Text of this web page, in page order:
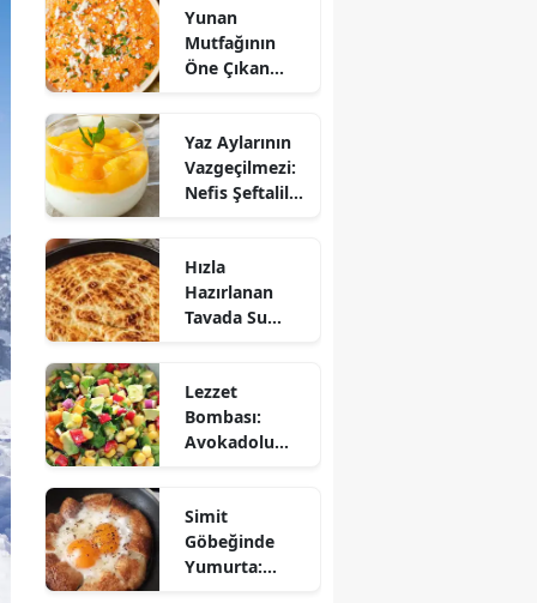
Yunan
Mutfağının
Öne Çıkan
Nasıl Yapılır?
Yaz Aylarının
Vazgeçilmezi:
Nefis Şeftalili
Hızla
Hazırlanan
Tavada Su
Sofralarınıza
Lezzet Katın!
Lezzet
Bombası:
Avokadolu
Simit
Göbeğinde
Yumurta: